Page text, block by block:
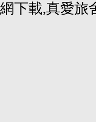
網下載,真愛旅